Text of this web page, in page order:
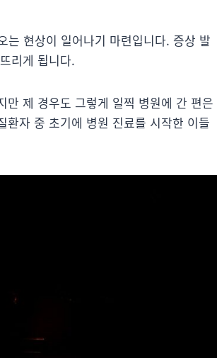
는 현상이 일어나기 마련입니다. 증상 발
리게 됩니다.
제 경우도 그렇게 일찍 병원에 간 편은
자 중 초기에 병원 진료를 시작한 이들